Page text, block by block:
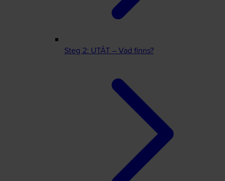
Steg 2: UTÅT – Vad finns?